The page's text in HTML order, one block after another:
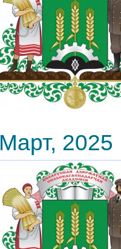
Март, 2025